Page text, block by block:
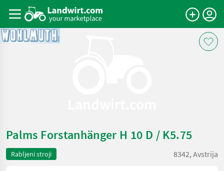
Palms Forstanhänger H 10 D / K5.75
Rabljeni stroji 8342, Avstrija